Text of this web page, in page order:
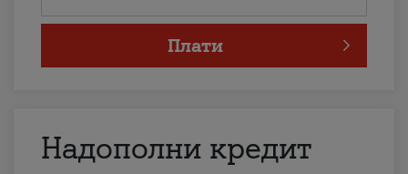
Плати
Надополни кредит